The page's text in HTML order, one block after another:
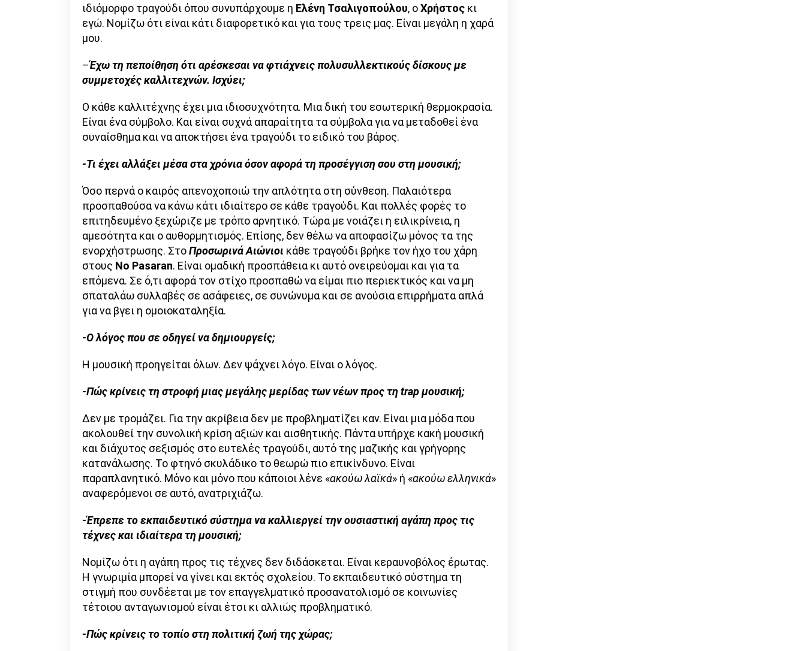
ιδιόμορφο τραγούδι όπου συνυπάρχουμε η Ελένη Τσαλιγοπούλου, οΧρήστος κι
εγώ. Νομίζω ότι είναι κάτι διαφορετικό και για τους τρεις μας. Είναι μεγάλη η χαρά
μου.
–Έχω τη πεποίθηση ότι αρέσκεσαι να φτιάχνεις πολυσυλλεκτικούς δίσκους με
συμμετοχές καλλιτεχνών. Ισχύει;
Ο κάθε καλλιτέχνης έχει μια ιδιοσυχνότητα. Μια δική του εσωτερική θερμοκρασία.
Είναι ένα σύμβολο. Και είναι συχνά απαραίτητα τα σύμβολα για να μεταδοθεί ένα
συναίσθημα και να αποκτήσει ένα τραγούδι το ειδικό του βάρος.
-Τι έχει αλλάξει μέσα στα χρόνια όσον αφορά τη προσέγγιση σου στη μουσική;
Όσο περνά ο καιρός απενοχοποιώ την απλότητα στη σύνθεση. Παλαιότερα
προσπαθούσα να κάνω κάτι ιδιαίτερο σε κάθε τραγούδι. Και πολλές φορές το
επιτηδευμένο ξεχώριζε με τρόπο αρνητικό. Τώρα με νοιάζει η ειλικρίνεια, η
αμεσότητα και ο αυθορμητισμός. Επίσης, δεν θέλω να αποφασίζω μόνος τα της
ενορχήστρωσης. ΣτοΠροσωρινά Αιώνιοι κάθε τραγούδι βρήκε τον ήχο του χάρη
στους Νο Pasaran. Είναι ομαδική προσπάθεια κι αυτό ονειρεύομαι και για τα
επόμενα. Σε ό,τι αφορά τον στίχο προσπαθώ να είμαι πιο περιεκτικός και να μη
σπαταλάω συλλαβές σε ασάφειες, σε συνώνυμα και σε ανούσια επιρρήματα απλά
για να βγει η ομοιοκαταληξία.
-Ο λόγος που σε οδηγεί να δημιουργείς;
Η μουσική προηγείται όλων. Δεν ψάχνει λόγο. Είναι ο λόγος.
-Πώς κρίνεις τη στροφή μιας μεγάλης μερίδας των νέων προς τη trap μουσική;
Δεν με τρομάζει. Για την ακρίβεια δεν με προβληματίζει καν. Είναι μια μόδα που
ακολουθεί την συνολική κρίση αξιών και αισθητικής. Πάντα υπήρχε κακή μουσική
και διάχυτος σεξισμός στο ευτελές τραγούδι, αυτό της μαζικής και γρήγορης
κατανάλωσης. Το φτηνό σκυλάδικο το θεωρώ πιο επικίνδυνο. Είναι
παραπλανητικό. Μόνο και μόνο που κάποιοι λένε «ακούω λαϊκά» ή «ακούω ελληνικά»
αναφερόμενοι σε αυτό, ανατριχιάζω.
-Έπρεπε το εκπαιδευτικό σύστημα να καλλιεργεί την ουσιαστική αγάπη προς τις
τέχνες και ιδιαίτερα τη μουσική;
Νομίζω ότι η αγάπη προς τις τέχνες δεν διδάσκεται. Είναι κεραυνοβόλος έρωτας.
Η γνωριμία μπορεί να γίνει και εκτός σχολείου. Το εκπαιδευτικό σύστημα τη
στιγμή που συνδέεται με τον επαγγελματικό προσανατολισμό σε κοινωνίες
τέτοιου ανταγωνισμού είναι έτσι κι αλλιώς προβληματικό.
-Πώς κρίνεις το τοπίο στη πολιτική ζωή της χώρας;